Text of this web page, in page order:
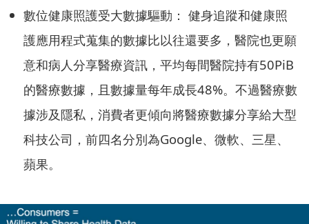
數位健康照護受大數據驅動： 健身追蹤和健康照
護應用程式蒐集的數據比以往還要多，醫院也更願
意和病人分享醫療資訊，平均每間醫院持有50PiB
的醫療數據，且數據量每年成長48%。不過醫療數
據涉及隱私，消費者更傾向將醫療數據分享給大型
科技公司，前四名分別為Google、微軟、三星、
蘋果。